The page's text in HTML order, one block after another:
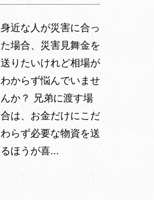
身近な人が災害に合っ
た場合、災害見舞金を
送りたいけれど相場が
わからず悩んでいませ
んか？ 兄弟に渡す場
合は、お金だけにこだ
わらず必要な物資を送
るほうが喜...